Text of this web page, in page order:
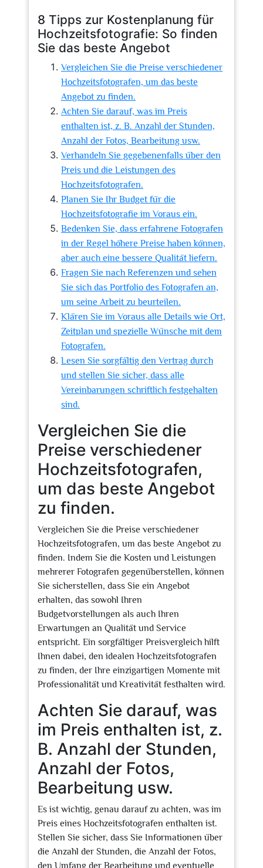
8 Tipps zur Kostenplanung für
Hochzeitsfotografie: So finden
Sie das beste Angebot
Vergleichen Sie die Preise verschiedener
Hochzeitsfotografen, um das beste
Angebot zu finden.
Achten Sie darauf, was im Preis
enthalten ist, z. B. Anzahl der Stunden,
Anzahl der Fotos, Bearbeitung usw.
Verhandeln Sie gegebenenfalls über den
Preis und die Leistungen des
Hochzeitsfotografen.
Planen Sie Ihr Budget für die
Hochzeitsfotografie im Voraus ein.
Bedenken Sie, dass erfahrene Fotografen
in der Regel höhere Preise haben können,
aber auch eine bessere Qualität liefern.
Fragen Sie nach Referenzen und sehen
Sie sich das Portfolio des Fotografen an,
um seine Arbeit zu beurteilen.
Klären Sie im Voraus alle Details wie Ort,
Zeitplan und spezielle Wünsche mit dem
Fotografen.
Lesen Sie sorgfältig den Vertrag durch
und stellen Sie sicher, dass alle
Vereinbarungen schriftlich festgehalten
sind.
Vergleichen Sie die
Preise verschiedener
Hochzeitsfotografen,
um das beste Angebot
zu finden.
Vergleichen Sie die Preise verschiedener
Hochzeitsfotografen, um das beste Angebot zu
finden. Indem Sie die Kosten und Leistungen
mehrerer Fotografen gegenüberstellen, können
Sie sicherstellen, dass Sie ein Angebot
erhalten, das sowohl Ihren
Budgetvorstellungen als auch Ihren
Erwartungen an Qualität und Service
entspricht. Ein sorgfältiger Preisvergleich hilft
Ihnen dabei, den idealen Hochzeitsfotografen
zu finden, der Ihre einzigartigen Momente mit
Professionalität und Kreativität festhalten wird.
Achten Sie darauf, was
im Preis enthalten ist, z.
B. Anzahl der Stunden,
Anzahl der Fotos,
Bearbeitung usw.
Es ist wichtig, genau darauf zu achten, was im
Preis eines Hochzeitsfotografen enthalten ist.
Stellen Sie sicher, dass Sie Informationen über
die Anzahl der Stunden, die Anzahl der Fotos,
den Umfang der Bearbeitung und eventuelle